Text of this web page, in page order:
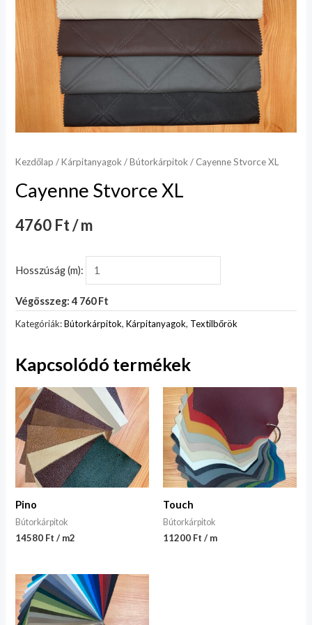
Kezdőlap /Kárpitanyagok /Bútorkárpitok / Cayenne Stvorce XL
Cayenne Stvorce XL
4760 Ft / m
Hosszúság (m):
Végösszeg: 4 760 Ft
Kategóriák:Bútorkárpitok,Kárpitanyagok, Textilbőrök
Kapcsolódó termékek
Pino
Bútorkárpitok
14580 Ft / m2
Touch
Bútorkárpitok
11200 Ft / m